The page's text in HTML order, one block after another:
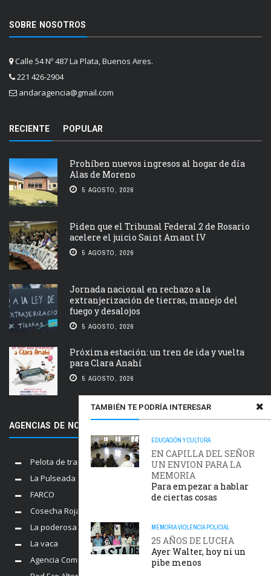
TAMBIÉN TE PODRÍA INTERESAR
EDUCACIÓN Y CULTURA
EN CAPILLA DEL SEÑOR
UN ENVION PARA LA
MEMORIA
Para empezar a hablar
de ciertas cosas
MEMORIAVIOLENCIA POLICIAL
25 AÑOS DE LUCHA
Ayer Walter, hoy ni un
pibe menos
SOBRE NOSOTROS
Calle 54 Nº 487 La Plata, Buenos Aires.
221 426-2904
andaragencia@gmail.com
RECIENTE POPULAR
Prohíben nuevos ingresos al hogar de día
Alas de Moreno
5 AGOSTO, 2026
Piden que el Tribunal Federal 2 de Rosario
acelere el juicio Saint Amant IV
5 AGOSTO, 2026
Jornada nacional en rechazo a la
extranjerización de tierras, manejo del
fuego y desalojos
5 AGOSTO, 2026
Próxima estación: un tren de ida y vuelta
para Clara Anahí
5 AGOSTO, 2026
AGENCIAS DE NOTICIAS AMIGAS
Pelota de trapo
La Pulseada
FARCO
Cosecha Roja
La poderosa
La vaca
Agencia Comunica